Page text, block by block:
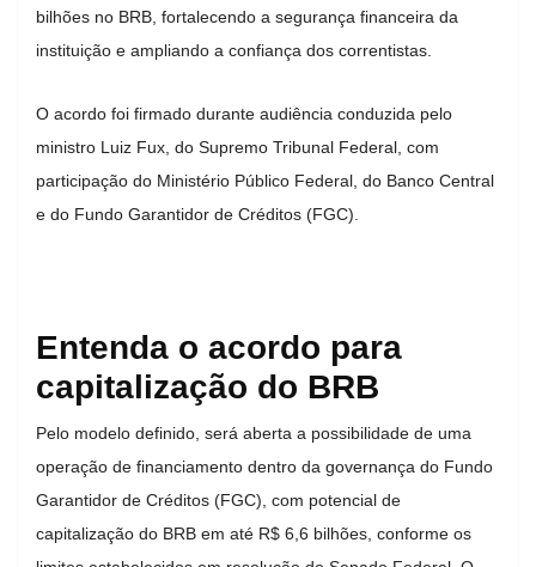
bilhões no BRB, fortalecendo a segurança financeira da
instituição e ampliando a confiança dos correntistas.
O acordo foi firmado durante audiência conduzida pelo
ministro Luiz Fux, do Supremo Tribunal Federal, com
participação do Ministério Público Federal, do Banco Central
e do Fundo Garantidor de Créditos (FGC).
Entenda o acordo para
capitalização do BRB
Pelo modelo definido, será aberta a possibilidade de uma
operação de financiamento dentro da governança do Fundo
Garantidor de Créditos (FGC), com potencial de
capitalização do BRB em até R$ 6,6 bilhões, conforme os